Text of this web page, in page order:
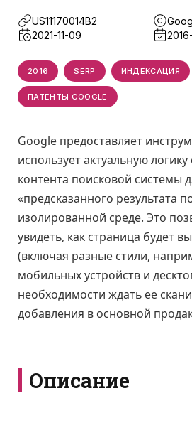
US11170014B2
2021-11-09
2016 SERP ИНДЕКСАЦИЯ
ПАТЕНТЫ GOOGLE
Google предоставляет
использует актуальную
контента поисковой системы
«предсказанного результата
изолированной среде. Это
увидеть, как страница будет
(включая разные стили,
мобильных устройств и
необходимости ждать ее
добавления в основной
Описание